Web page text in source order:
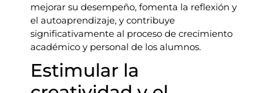
mejorar su desempeño, fomenta la reflexión y
el autoaprendizaje, y contribuye
significativamente al proceso de crecimiento
académico y personal de los alumnos.
Estimular la